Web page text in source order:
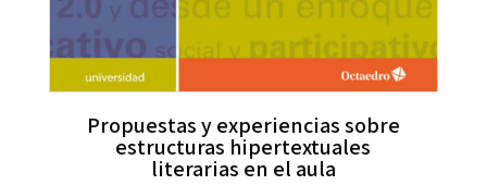
Propuestas y experiencias sobre
estructuras hipertextuales
literarias en el aula